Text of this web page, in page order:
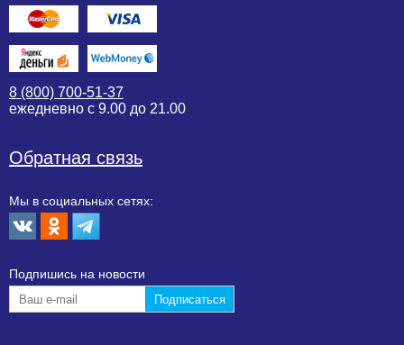
8 (800) 700-51-37
ежедневно с 9.00 до 21.00
Обратная связь
Мы в социальных сетях:
Подпишиcь на новости